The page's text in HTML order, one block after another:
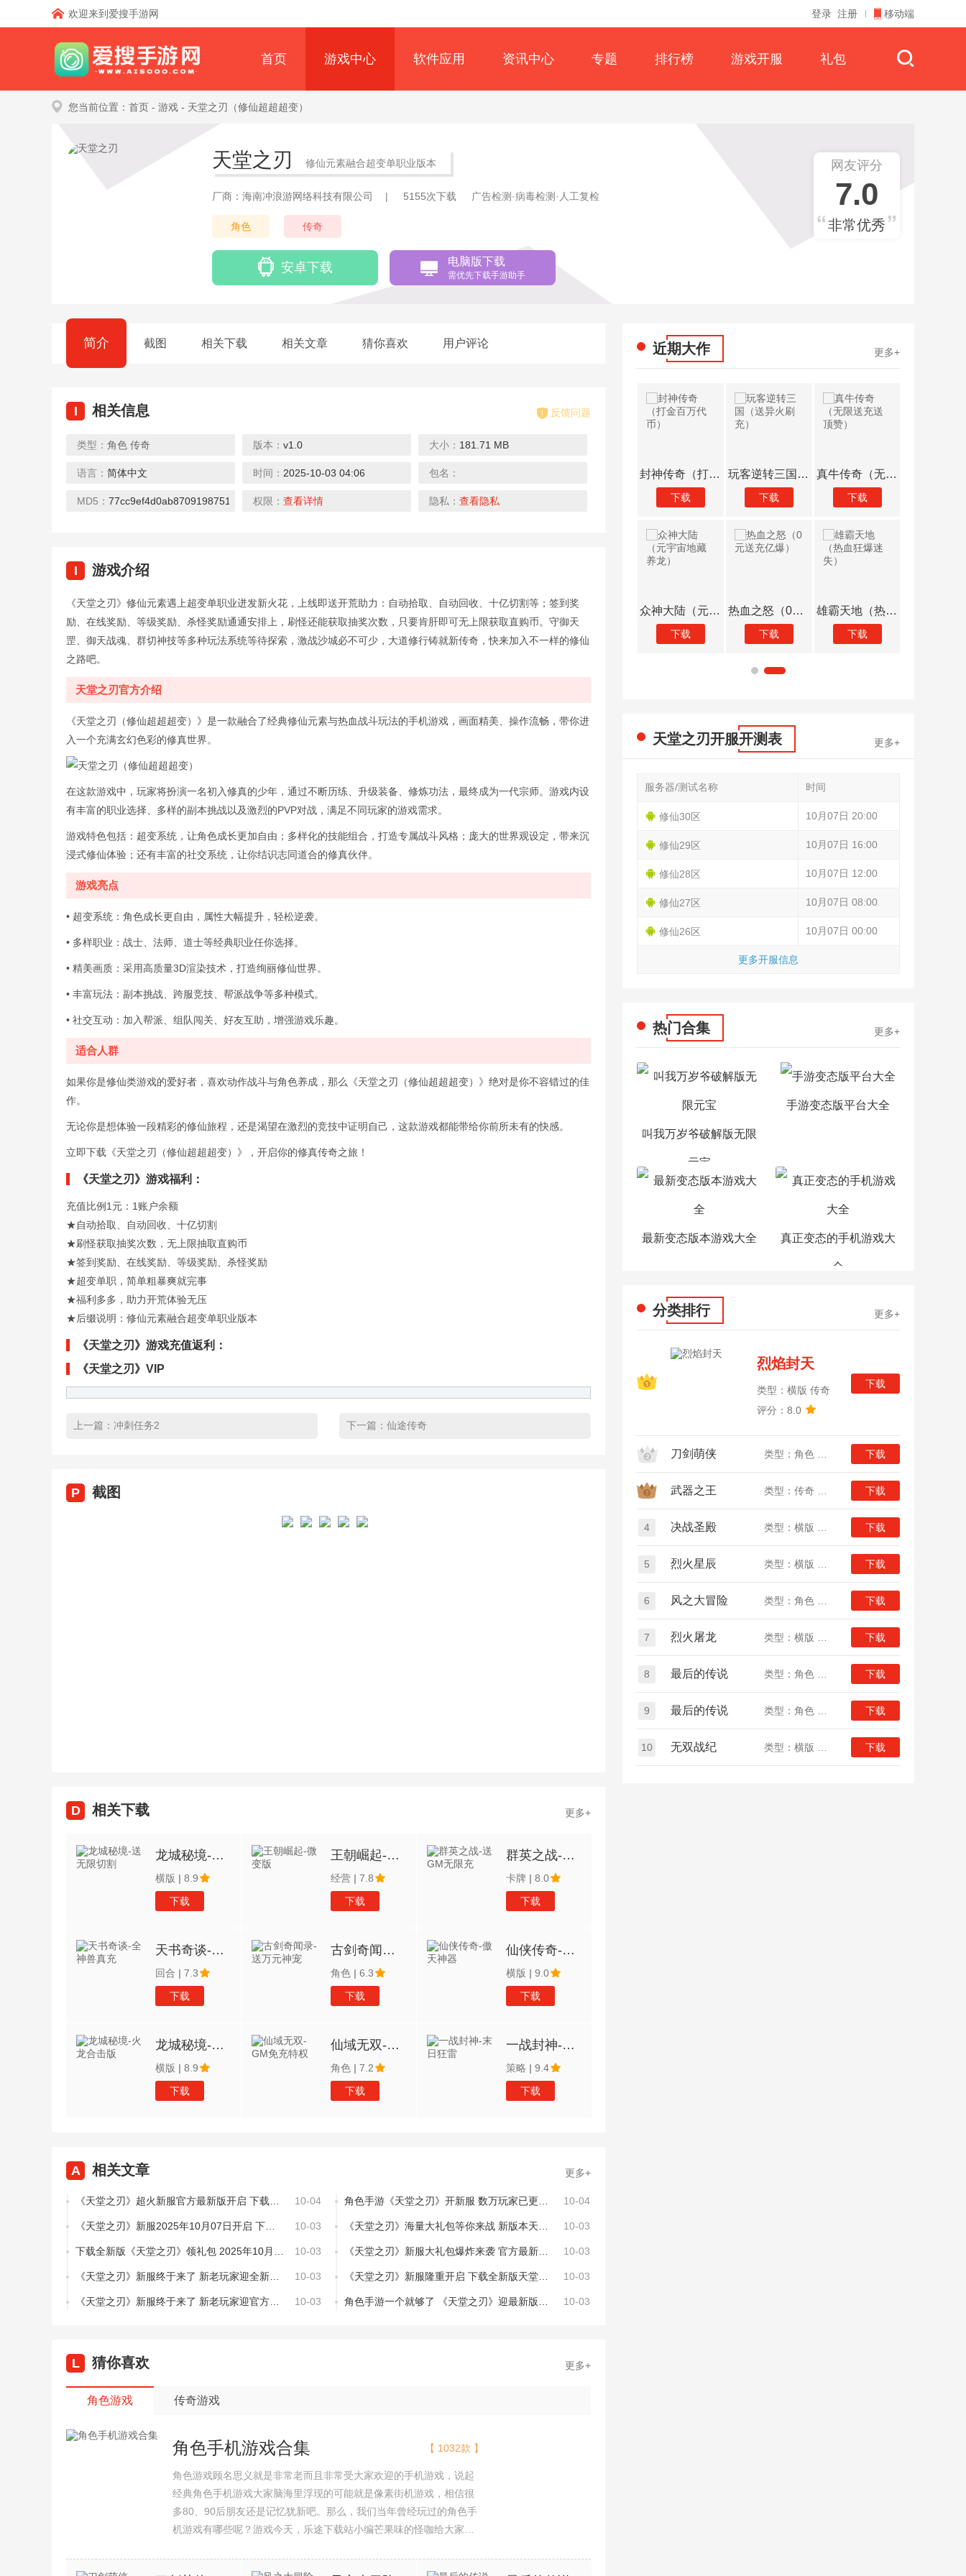
欢迎来到爱搜手游网 登录 注册 移动端
首页 游戏中心 软件应用 资讯中心 专题 排行榜 游戏开服 礼包
您当前位置： 首页 - 游戏 - 天堂之刃（修仙超超超变）
天堂之刃 修仙元素融合超变单职业版本
厂商：海南冲浪游网络科技有限公司 | 5155次下载 广告检测·病毒检测·人工复检
角色 传奇
安卓下载 电脑版下载
需优先下载手游助手
网友评分
7.0
非常优秀
简介 截图 相关下载 相关文章 猜你喜欢 用户评论
I 相关信息 反馈问题
类型： 角色 传奇 版本： v1.0 大小： 181.71 MB
语言： 简体中文 时间： 2025-10-03 04:06 包名：
MD5： 77cc9ef4d0ab8709198751b8e2706fcc
权限： 查看详情 隐私： 查看隐私
I 游戏介绍
《天堂之刃》修仙元素遇上超变单职业迸发新火花，上线即送开荒助力：自动拾取、自动回收、十亿切割等；签到奖
励、在线奖励、等级奖励、杀怪奖励通通安排上，刷怪还能获取抽奖次数，只要肯肝即可无上限获取直购币。守御天
罡、御天战魂、群切神技等多种玩法系统等待探索，激战沙城必不可少，大道修行铸就新传奇，快来加入不一样的修仙
之路吧。
天堂之刃官方介绍
《天堂之刃（修仙超超超变）》是一款融合了经典修仙元素与热血战斗玩法的手机游戏，画面精美、操作流畅，带你进
入一个充满玄幻色彩的修真世界。
在这款游戏中，玩家将扮演一名初入修真的少年，通过不断历练、升级装备、修炼功法，最终成为一代宗师。游戏内设
有丰富的职业选择、多样的副本挑战以及激烈的PVP对战，满足不同玩家的游戏需求。
游戏特色包括：超变系统，让角色成长更加自由；多样化的技能组合，打造专属战斗风格；庞大的世界观设定，带来沉
浸式修仙体验；还有丰富的社交系统，让你结识志同道合的修真伙伴。
游戏亮点
• 超变系统：角色成长更自由，属性大幅提升，轻松逆袭。
• 多样职业：战士、法师、道士等经典职业任你选择。
• 精美画质：采用高质量3D渲染技术，打造绚丽修仙世界。
• 丰富玩法：副本挑战、跨服竞技、帮派战争等多种模式。
• 社交互动：加入帮派、组队闯关、好友互助，增强游戏乐趣。
适合人群
如果你是修仙类游戏的爱好者，喜欢动作战斗与角色养成，那么《天堂之刃（修仙超超超变）》绝对是你不容错过的佳
作。
无论你是想体验一段精彩的修仙旅程，还是渴望在激烈的竞技中证明自己，这款游戏都能带给你前所未有的快感。
立即下载《天堂之刃（修仙超超超变）》，开启你的修真传奇之旅！
《天堂之刃》游戏福利：
充值比例1元：1账户余额
★自动拾取、自动回收、十亿切割
★刷怪获取抽奖次数，无上限抽取直购币
★签到奖励、在线奖励、等级奖励、杀怪奖励
★超变单职，简单粗暴爽就完事
★福利多多，助力开荒体验无压
★后缀说明：修仙元素融合超变单职业版本
《天堂之刃》游戏充值返利：
《天堂之刃》VIP
上一篇： 冲刺任务2 下一篇： 仙途传奇
P 截图
D 相关下载 更多+
龙城秘境-送无限切割
横版 | 8.9
下载
王朝崛起-微变版
经营 | 7.8
下载
群英之战-送GM无限充
卡牌 | 8.0
下载
天书奇谈-全神兽真充
回合 | 7.3
下载
古剑奇闻录-送万元神宠
角色 | 6.3
下载
仙侠传奇-傲天神器
横版 | 9.0
下载
龙城秘境-火龙合击版
横版 | 8.9
下载
仙域无双-GM免充特权
角色 | 7.2
下载
一战封神-末日狂雷
策略 | 9.4
下载
A 相关文章 更多+
10-04 10-04
10-03 10-03
10-03 10-03
10-03 10-03
10-03 10-03
L 猜你喜欢 更多+
角色游戏 传奇游戏
角色手机游戏合集
角色游戏顾名思义就是非常老而且非常受大家欢迎的手机游戏，说起
经典角色手机游戏大家脑海里浮现的可能就是像素街机游戏，相信很
多80、90后朋友还是记忆犹新吧。那么，我们当年曾经玩过的角色手
机游戏有哪些呢？游戏今天，乐途下载站小编芒果味的怪咖给大家搜
【 1032款 】
近期大作 更多+
下载
玩客逆转三国（送异火刷充）
下载
真牛传奇（无限送充送顶赞）
下载
众神大陆（元宇宙地藏养龙）
下载
热血之怒（0元送充亿爆）
下载
雄霸天地（热血狂爆迷失）
下载
天芒之神-送GM修改器
下载
甜点大乱入-开局千抽宝可梦
下载
真三国快打-GM街机无限币
下载 下载
封神传奇（打金百万代币）
下载
玩客逆转三国（送异火刷充）
下载
真牛传奇（无限送充送顶赞）
下载
众神大陆（元宇宙地藏养龙）
下载
热血之怒（0元送充亿爆）
下载
雄霸天地（热血狂爆迷失）
下载
天堂之刃开服开测表 更多+
更多开服信息
服务器/测试名称 时间
修仙30区 10月07日 20:00
修仙29区 10月07日 16:00
修仙28区 10月07日 12:00
修仙27区 10月07日 08:00
修仙26区 10月07日 00:00
热门合集 更多+
叫我万岁爷破解版无限
元宝
手游变态版平台大全
最新变态版本游戏大全 真正变态的手机游戏大
全
分类排行 更多+
烈焰封天
类型：横版 传奇
评分：8.0
下载
刀剑萌侠 下载
武器之王 下载
4 决战圣殿 下载
5 烈火星辰 下载
6 风之大冒险 下载
7 烈火屠龙 下载
8 最后的传说 下载
9 最后的传说 下载
10 无双战纪 下载